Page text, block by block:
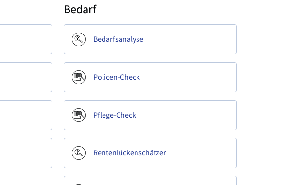
Bedarf
Bedarfsanalyse
Policen-Check
Pflege-Check
Rentenlückenschätzer